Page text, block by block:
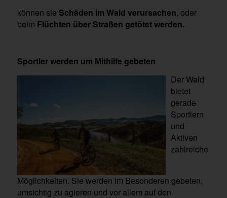
können sie Schäden im Wald verursachen, oder
beim Flüchten über Straßen getötetwerden.
Sportler werden um Mithilfe gebeten
Der Wald
bietet
gerade
Sportlern
und
Aktiven
zahlreiche
Möglichkeiten. Sie werden im Besonderen gebeten,
umsichtig zu agieren und vor allem auf den